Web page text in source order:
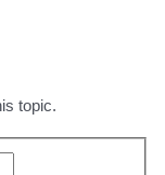
topic.